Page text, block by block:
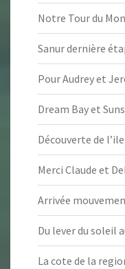
Notre Tour du
Sanur dernière
Pour Audrey et
Dream Bay et
Découverte de l’ile
Merci Claude et
Arrivée
Du lever du soleil
La cote de la